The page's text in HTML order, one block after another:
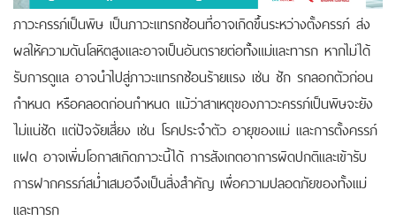
ภาวะครรภ์เป็นพิษ เป็นภาวะแทรกซ้อนที่อาจเกิดขึ้นระหว่างตั้งครรภ์ ส่ง
ผลให้ความดันโลหิตสูงและอาจเป็นอันตรายต่อทั้่งแม่และทารก หากไม่ได้
รับการดูแล อาจนำไปสู่ภาวะแทรกซ้อนร้ายแรง เช่น ชัก รกลอกตัวก่อน
กำหนด หรือคลอดก่อนกำหนด แม้ว่าสาเหตุของภาวะครรภ์เป็นพิษจะยัง
ไม่แน่ชัด แต่ปัจจัยเสี่ยง เช่น โรคประจำตัว อายุของแม่ และการตั้งครรภ์
แฝด อาจเพิ่มโอกาสเกิดภาวะนี้ได้ การสังเกตอาการผิดปกติและเข้ารับ
การฝากครรภ์สม่ำเสมอจึงเป็นสิ่งสำคัญ เพื่อความปลอดภัยของทั้งแม่
และทารก